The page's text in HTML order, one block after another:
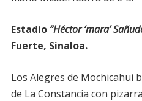
Estadio “Héctor ‘mara’
Fuerte, Sinaloa.
Los Alegres de Mochicahui
de La Constancia con